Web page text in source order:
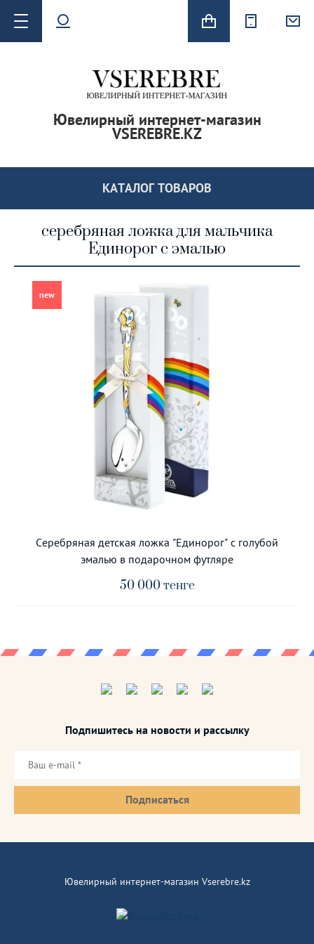
Ювелирный интернет-магазин
VSEREBRE.KZ
КАТАЛОГ ТОВАРОВ
серебряная ложка для мальчика
Единорог с эмалью
new
Серебряная детская ложка "Единорог" с голубой
эмалью в подарочном футляре
50 000тенге
Подпишитесь на новости и рассылку
Подписаться
Ювелирный интернет-магазин Vserebre.kz